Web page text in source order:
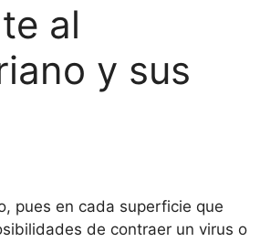
al
y sus
pues en cada superficie que
de contraer un virus o